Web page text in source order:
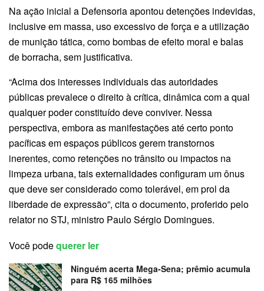
Na ação inicial a Defensoria apontou detenções indevidas,
inclusive em massa, uso excessivo de força e a utilização
de munição tática, como bombas de efeito moral e balas
de borracha, sem justificativa.
“Acima dos interesses individuais das autoridades
públicas prevalece o direito à crítica, dinâmica com a qual
qualquer poder constituído deve conviver. Nessa
perspectiva, embora as manifestações até certo ponto
pacíficas em espaços públicos gerem transtornos
inerentes, como retenções no trânsito ou impactos na
limpeza urbana, tais externalidades configuram um ônus
que deve ser considerado como tolerável, em prol da
liberdade de expressão”, cita o documento, proferido pelo
relator no STJ, ministro Paulo Sérgio Domingues.
Você podequerer ler
Ninguém acerta Mega-Sena; prêmio acumula
para R$ 165 milhões